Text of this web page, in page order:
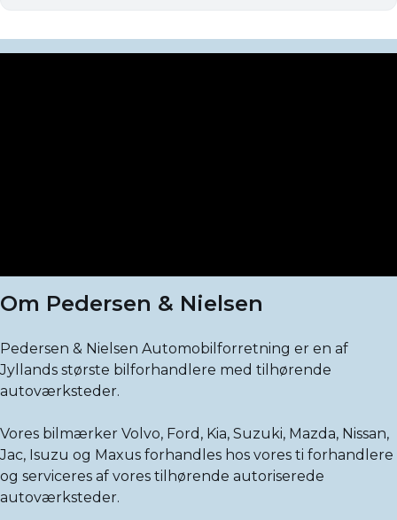
Om Pedersen & Nielsen
Pedersen & Nielsen Automobilforretning er en af
Jyllands største bilforhandlere med tilhørende
autoværksteder.
Vores bilmærker Volvo, Ford, Kia, Suzuki, Mazda, Nissan,
Jac, Isuzu og Maxus forhandles hos vores ti forhandlere
og serviceres af vores tilhørende autoriserede
autoværksteder.